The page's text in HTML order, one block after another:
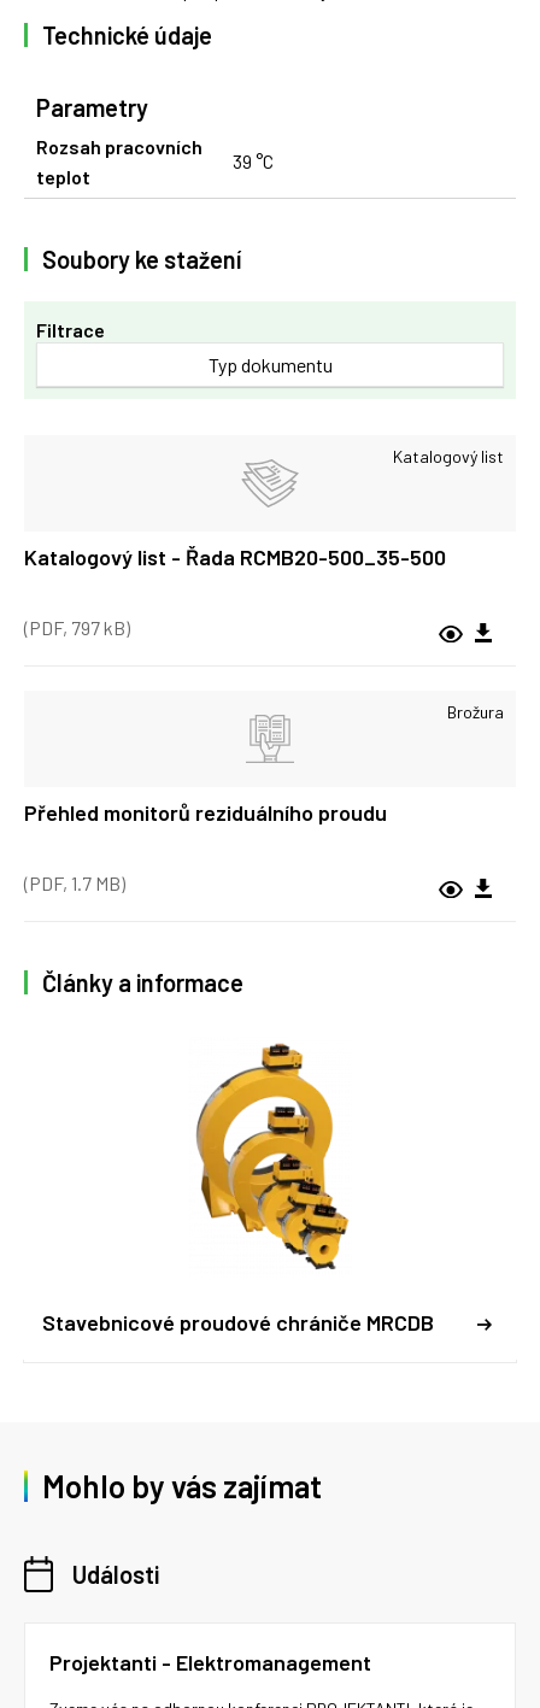
Technické údaje
Parametry
Rozsah pracovních
teplot
39 °C
Soubory ke stažení
Filtrace
Typ dokumentu
Katalogový list
Katalogový list - Řada RCMB20-500_35-500
(PDF, 797 kB)
Brožura
Přehled monitorů reziduálního proudu
(PDF, 1.7 MB)
Články a informace
Stavebnicové proudové chrániče MRCDB
Mohlo by vás zajímat
Události
Projektanti - Elektromanagement